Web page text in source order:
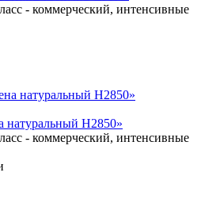
- коммерческий, интенсивные
натуральный H2850»
- коммерческий, интенсивные